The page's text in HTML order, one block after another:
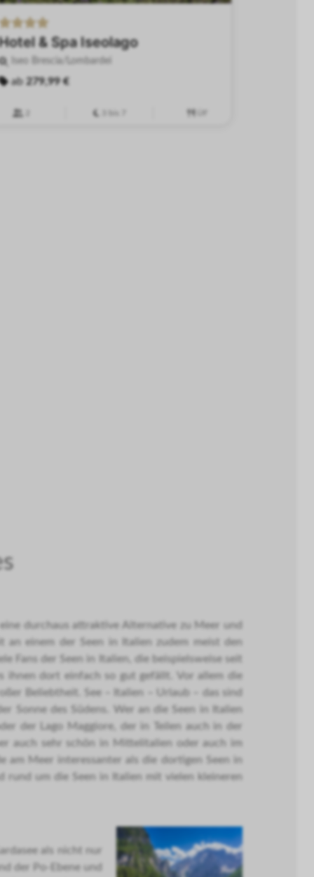
& Spa Iseolago
Iseo Brescia/Lombardei
ab 279,99 €
durchaus attraktive Alternative zu Meer und
einem der Seen in Italien zudem meist den
Fans der Seen in Italien, die beispielsweise seit
ihnen dort einfach so gut gefällt. Vor allem die
Beliebtheit. See – Italien – Urlaub – das sind
Sonne des Südens. Wer an die Seen in Italien
der Lago Maggiore, der in Teilen auch in der
auch sehr schön in Mittelitalien oder auch im
am Meer interessanter als die dortigen Seen in
rund um die Seen in Italien mit vielen kleineren
als nicht nur
der Po-Ebene und